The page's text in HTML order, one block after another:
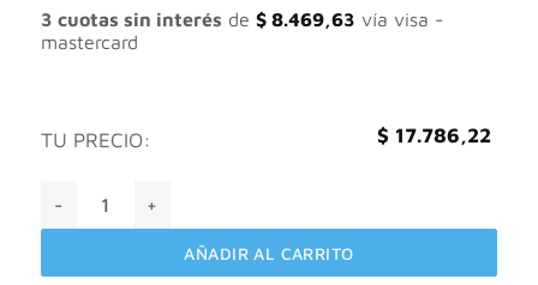
$ 25.408,88.
$ 17.786,22.
3 cuotas sin interés de $8.469,63 vía visa -
mastercard
TU PRECIO: $ 17.786,22
AÑADIR AL CARRITO